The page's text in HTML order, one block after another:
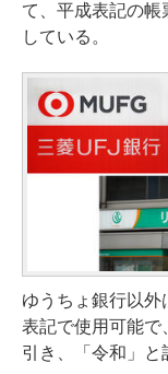
て、平成表記の帳
している。
ゆうちょ銀行以外
表記で使用可能で
引き、「令和」と